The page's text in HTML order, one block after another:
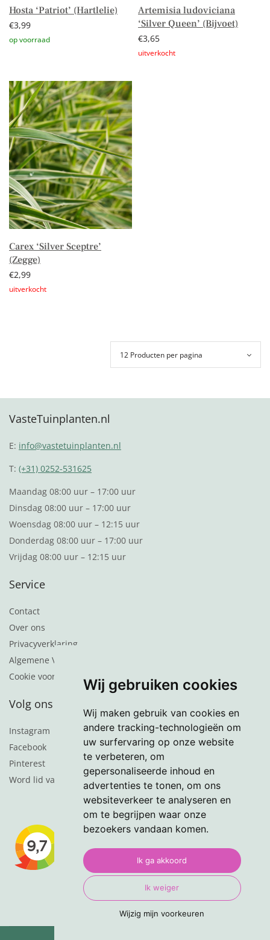
Wij gebruiken cookies
Wij maken gebruik van cookies en
andere tracking-technologieën om
uw surfervaring op onze website
te verbeteren, om
gepersonaliseerde inhoud en
advertenties te tonen, om ons
websiteverkeer te analyseren en
om te begrijpen waar onze
bezoekers vandaan komen.
Ik ga akkoord
Ik weiger
Wijzig mijn voorkeuren
Hosta ‘Patriot’ (Hartlelie)
€3,99
Artemisia ludoviciana
‘Silver Queen’ (Bijvoet)
€3,65
Carex ‘Silver Sceptre’
(Zegge)
€2,99
VasteTuinplanten.nl
E: info@vastetuinplanten.nl
T:(+31) 0252-531625
Maandag 08:00 uur – 17:00 uur
Dinsdag 08:00 uur – 17:00 uur
Woensdag 08:00 uur – 12:15 uur
Donderdag 08:00 uur – 17:00 uur
Vrijdag 08:00 uur – 12:15 uur
Service
Contact
Over ons
Privacyverklaring
Algemene Voorwaarden
Cookie voorkeuren
Volg ons
Instagram
Facebook
Pinterest
Word lid van de nieuwsbrief